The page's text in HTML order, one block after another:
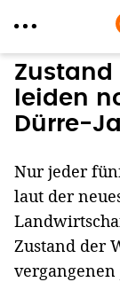
Direkt
zum
Inhalt
Zustand
leiden
Dürre-
Nur jeder
laut der
Zustand der